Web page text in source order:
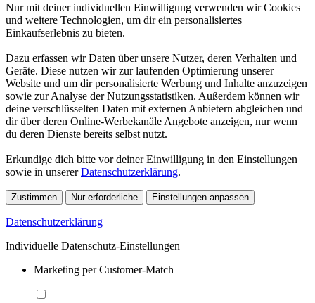
Nur mit deiner individuellen Einwilligung verwenden wir Cookies
und weitere Technologien, um dir ein personalisiertes
Einkaufserlebnis zu bieten.
Dazu erfassen wir Daten über unsere Nutzer, deren Verhalten und
Geräte. Diese nutzen wir zur laufenden Optimierung unserer
Website und um dir personalisierte Werbung und Inhalte anzuzeigen
sowie zur Analyse der Nutzungsstatistiken. Außerdem können wir
deine verschlüsselten Daten mit externen Anbietern abgleichen und
dir über deren Online-Werbekanäle Angebote anzeigen, nur wenn
du deren Dienste bereits selbst nutzt.
Erkundige dich bitte vor deiner Einwilligung in den Einstellungen
sowie in unsererDatenschutzerklärung.
Zustimmen Nur erforderliche Einstellungen anpassen
Datenschutzerklärung
Individuelle Datenschutz-Einstellungen
Marketing per Customer-Match